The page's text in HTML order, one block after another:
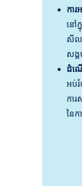
ការ
នៅ
សីល
សង្
ដំណ
អប់
ការ
នៃ